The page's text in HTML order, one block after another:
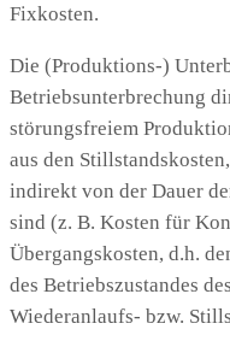
Fixkosten.
Die (Produktions-)
Betriebsunterbrechung
störungsfreiem
aus den
indirekt von der Dauer
sind (z. B. Kosten für
Übergangskosten, d.h.
des Betriebszustandes
Wiederanlaufs- bzw.